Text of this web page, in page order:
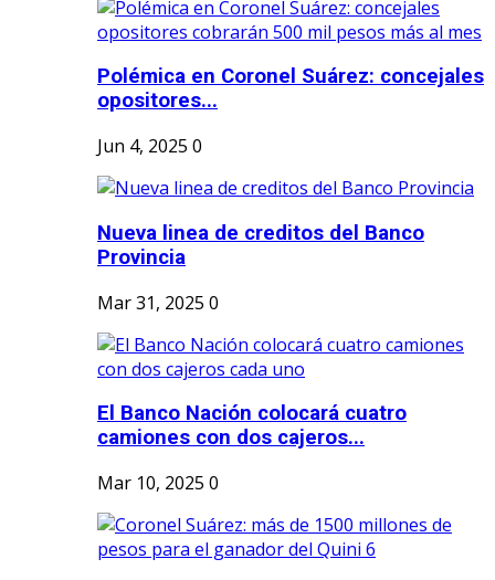
Polémica en Coronel Suárez: concejales
opositores...
Jun 4, 2025 0
Nueva linea de creditos del Banco
Provincia
Mar 31, 2025 0
El Banco Nación colocará cuatro
camiones con dos cajeros...
Mar 10, 2025 0